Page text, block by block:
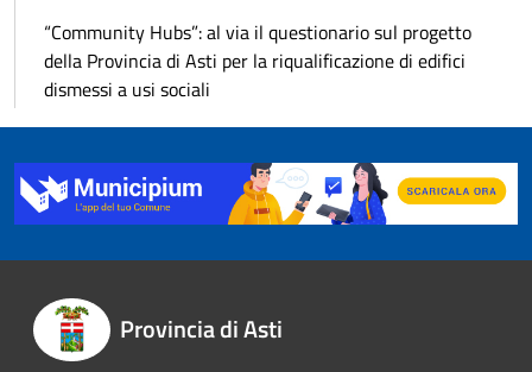
“Community Hubs”: al via il questionario sul progetto
della Provincia di Asti per la riqualificazione di edifici
dismessi a usi sociali
Provincia di Asti